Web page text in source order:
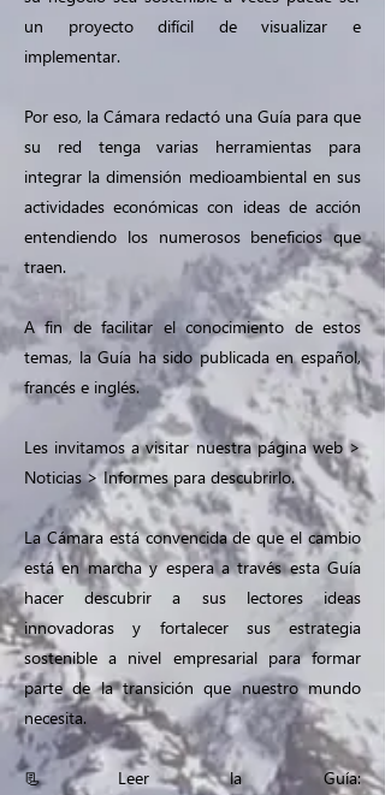
un proyecto difícil de visualizar e
implementar.
Por eso, la Cámara redactó una Guía para que
su red tenga varias herramientas para
integrar la dimensión medioambiental en sus
actividades económicas con ideas de acción
entendiendo los numerosos beneficios que
traen.
A fin de facilitar el conocimiento de estos
temas, la Guía ha sido publicada en español,
francés e inglés.
Les invitamos a visitar nuestra página web >
Noticias > Informes para descubrirlo.
La Cámara está convencida de que el cambio
está en marcha y espera a través esta Guía
hacer descubrir a sus lectores ideas
innovadoras y fortalecer sus estrategia
sostenible a nivel empresarial para formar
parte de la transición que nuestro mundo
necesita.
📃Leer la Guía: